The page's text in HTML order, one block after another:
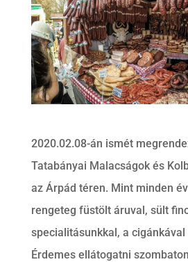
2020.02.08-án ismét
Tatabányai Malacságok és
az Árpád téren. Mint minden
rengeteg füstölt áruval, sült
specialitásunkkal, a
Érdemes ellátogatni